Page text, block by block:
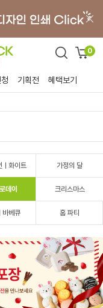
0
기획전 혜택보기
ㅣ화이트 가정의 달
데이 크리스마스
바베큐 홈 파티